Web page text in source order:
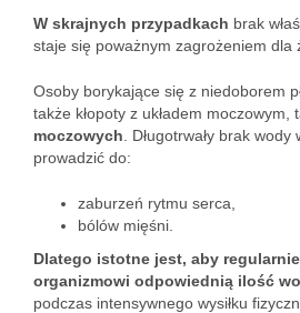
W skrajnych przypadkach brak
staje się poważnym zagrożeniem dla
Osoby borykające się z niedoborem
także kłopoty z układem moczowym,
moczowych . Długotrwały brak
prowadzić do:
zaburzeń rytmu serca,
bólów mięśni.
Dlatego istotne jest, aby
organizmowi odpowiednią ilość
podczas intensywnego wysiłku